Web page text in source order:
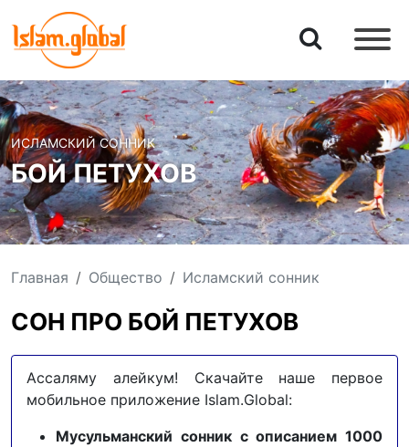
ИСЛАМСКИЙ СОННИК
БОЙ ПЕТУХОВ
Главная Общество Исламский сонник
СОН ПРО БОЙ ПЕТУХОВ
Ассаляму алейкум! Скачайте наше первое
мобильное приложение Islam.Global:
Мусульманский сонник с описанием 1000